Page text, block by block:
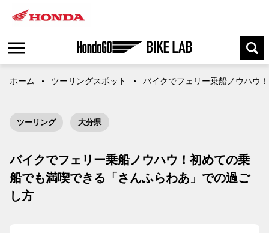
ホーム ツーリングスポット バイクでフェリー乗船ノウハウ
ツーリング 大分県
バイクでフェリー乗船ノウハウ！初めての乗
船でも満喫できる「さんふらわあ」での過ご
し方